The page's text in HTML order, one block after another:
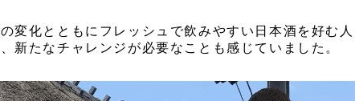
変化とともにフレッシュで飲みやすい日本酒を好む
新たなチャレンジが必要なことも感じていました。